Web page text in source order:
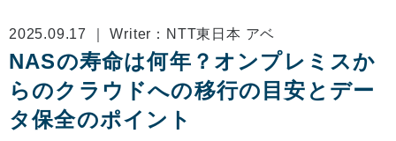
2025.09.17 ｜ Writer：NTT東日本 アベ
NASの寿命は何年？オンプレミスか
らのクラウドへの移行の目安とデー
タ保全のポイント